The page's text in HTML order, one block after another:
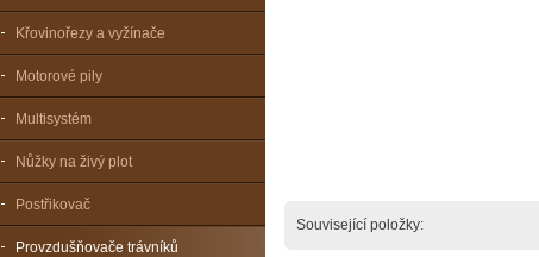
Křovinořezy a vyžínače
Motorové pily
Multisystém
Nůžky na živý plot
Postřikovač
Provzdušňovače trávníků
Související položky: